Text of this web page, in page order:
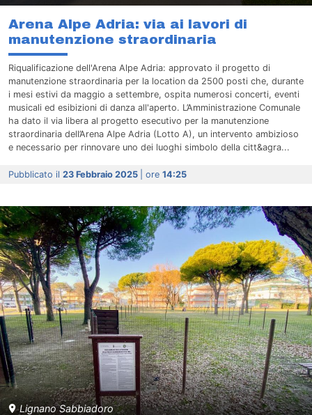
Arena Alpe Adria: via ai lavori di
manutenzione straordinaria
Riqualificazione dell'Arena Alpe Adria: approvato il progetto di
manutenzione straordinaria per la location da 2500 posti che, durante
i mesi estivi da maggio a settembre, ospita numerosi concerti, eventi
musicali ed esibizioni di danza all'aperto. L’Amministrazione Comunale
ha dato il via libera al progetto esecutivo per la manutenzione
straordinaria dell’Arena Alpe Adria (Lotto A), un intervento ambizioso
e necessario per rinnovare uno dei luoghi simbolo della citt&agra...
Pubblicato il 23 Febbraio 2025 | ore 14:25
Lignano Sabbiadoro